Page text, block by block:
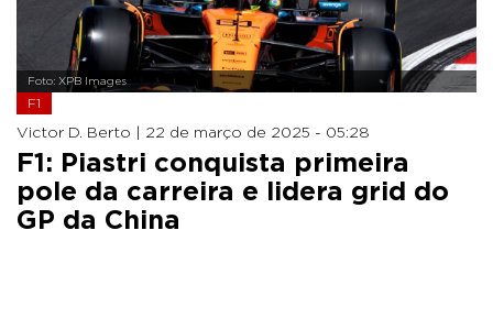
Foto: XPB Images
F1
Victor D. Berto | 22 de março de 2025 - 05:28
F1: Piastri conquista primeira
pole da carreira e lidera grid do
GP da China